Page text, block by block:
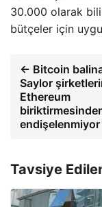
30.000 olarak
bütçeler için
← Bitcoin
Saylor
Ethereum
endişelenmiyor
Tavsiye